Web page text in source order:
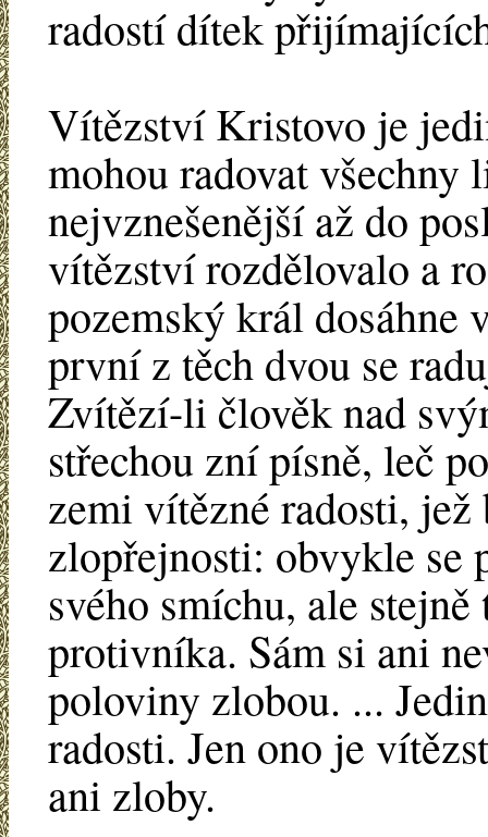
radostí dítek
Vítězství Kristovo je
mohou radovat všechny
nejvznešenější až do
vítězství rozdělovalo a
pozemský král
první z těch dvou se
Zvítězí-li člověk nad
střechou zní písně, leč
zemi vítězné radosti, jež
zlopřejnosti: obvykle se
svého smíchu, ale
protivníka. Sám si ani
poloviny zlobou. ...
radosti. Jen ono je
ani zloby.